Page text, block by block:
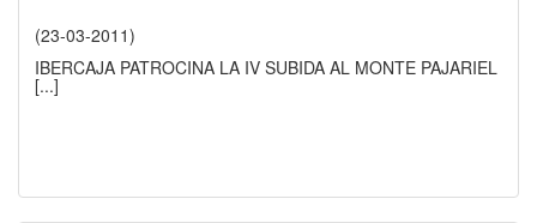
(23-03-2011)
IBERCAJA PATROCINA LA IV SUBIDA AL MONTE PAJARIEL
[...]